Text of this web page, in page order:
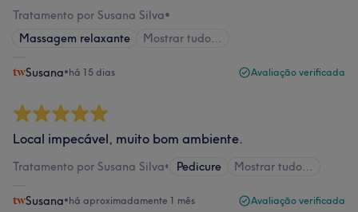
Tratamento por Susana Silva•
Massagem relaxante
Mostrar tudo…
Susana•há 15 dias Avaliação verificada
Local impecável, muito bom ambiente.
Tratamento por Susana Silva• Pedicure Mostrar tudo…
Susana•há aproximadamente 1 mês Avaliação verificada